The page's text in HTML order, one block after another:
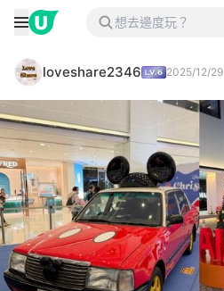
loveshare2346 2025/12/29